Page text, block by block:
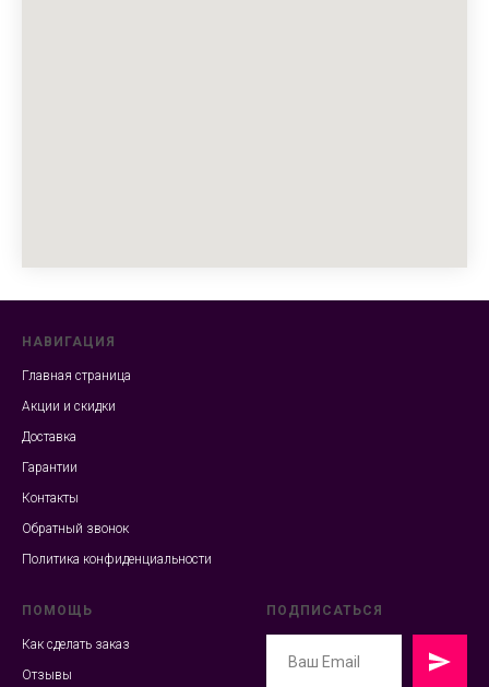
НАВИГАЦИЯ
Главная страница
Акции и скидки
Доставка
Гарантии
Контакты
Обратный звонок
Политика конфиденциальности
ПОМОЩЬ
Как сделать заказ
Отзывы
ПОДПИСАТЬСЯ